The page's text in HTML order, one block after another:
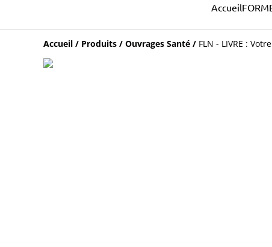
Accueil
Accueil / Produits / Ouvrages Santé / FLN - LIVRE :